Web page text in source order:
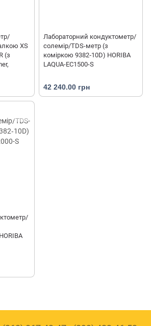
XS
(з
Лабораторний кондуктометр/
солемір/TDS-метр (з
коміркою 9382‐10D) HORIBA
LAQUA-EC1500-S
42 240.00 грн